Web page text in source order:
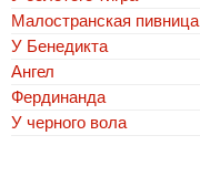
Малостранская пивница
У Бенедикта
Ангел
Фердинанда
У черного вола